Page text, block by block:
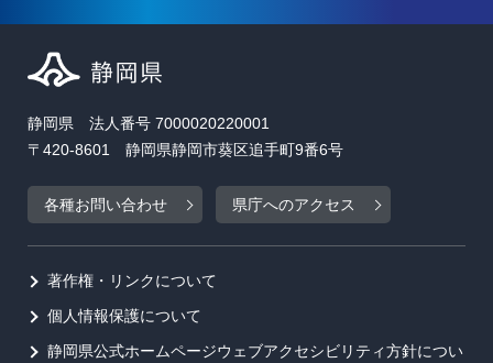
静岡県 法人番号 7000020220001
〒420-8601 静岡県静岡市葵区追手町9番6号
各種お問い合わせ 県庁へのアクセス
著作権・リンクについて
個人情報保護について
静岡県公式ホームページウェブアクセシビリティ方針につい